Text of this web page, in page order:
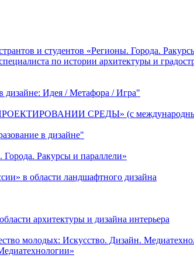
и студентов «Регионы. Города.
по истории архитектуры и
дизайне: Идея / Метафора / Игра"
СРЕДЫ» (с международным
в дизайне"
Города. Ракурсы и параллели»
в области ландшафтного дизайна
архитектуры и дизайна интерьера
молодых: Искусство. Дизайн.